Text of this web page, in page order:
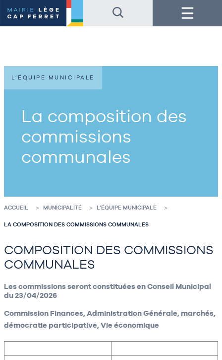
au
contenu
de
au
pied
de
Menu
La composition des
commissions
communales
L’ÉQUIPE MUNICIPALE
ACCUEIL MUNICIPALITÉ L’ÉQUIPE MUNICIPALE
LA COMPOSITION DES COMMISSIONS COMMUNALES
COMPOSITION DES COMMISSIONS
COMMUNALES
Les commissions seront constituées en Conseil Municipal
du 23/04/2026
Commission Finances, Administration Générale, marchés,
démocratie participative, Vie économique